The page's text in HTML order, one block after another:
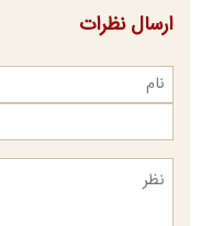
ارسال نظرات